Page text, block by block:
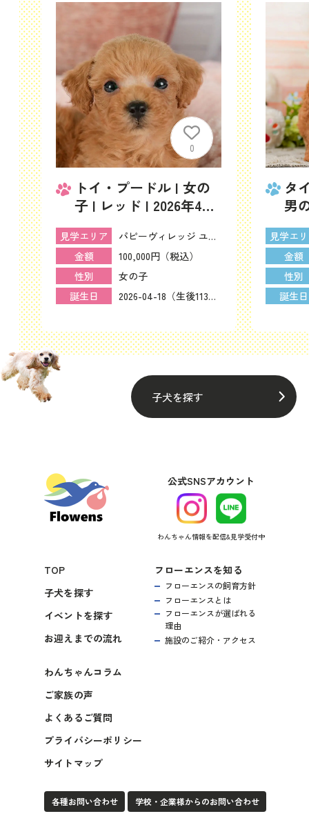
0
トイ・プードル | 女の
子 | レッド | 2026年4月
18日（ID:dog-
200016428）
見学エリア
パピーヴィレッジ ユリカモメ
金額
100,000円（税込）
性別
女の子
誕生日
2026-04-18（生後113日）
タ
男
年6
見学エ
金額
性別
誕生日
子犬を探す
公式SNSアカウント
わんちゃん情報を配信&見学受付中
TOP
子犬を探す
イベントを探す
お迎えまでの流れ
フローエンスを知る
フローエンスの飼育方針
フローエンスとは
フローエンスが選ばれる
理由
施設のご紹介・アクセス
わんちゃんコラム
ご家族の声
よくあるご質問
プライバシーポリシー
サイトマップ
各種お問い合わせ 学校・企業様からのお問い合わせ